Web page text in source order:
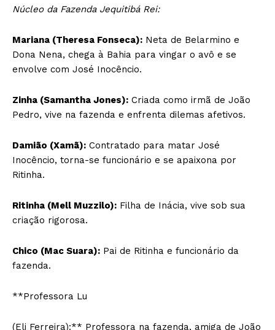
Núcleo da Fazenda Jequitibá Rei:
Mariana (Theresa Fonseca): Neta de Belarmino e
Dona Nena, chega à Bahia para vingar o avô e se
envolve com José Inocêncio.
Zinha (Samantha Jones): Criada como irmã de João
Pedro, vive na fazenda e enfrenta dilemas afetivos.
Damião (Xamã): Contratado para matar José
Inocêncio, torna-se funcionário e se apaixona por
Ritinha.
Ritinha (Mell Muzzilo): Filha de Inácia, vive sob sua
criação rigorosa.
Chico (Mac Suara): Pai de Ritinha e funcionário da
fazenda.
**Professora Lu
(Eli Ferreira):** Professora na fazenda, amiga de João